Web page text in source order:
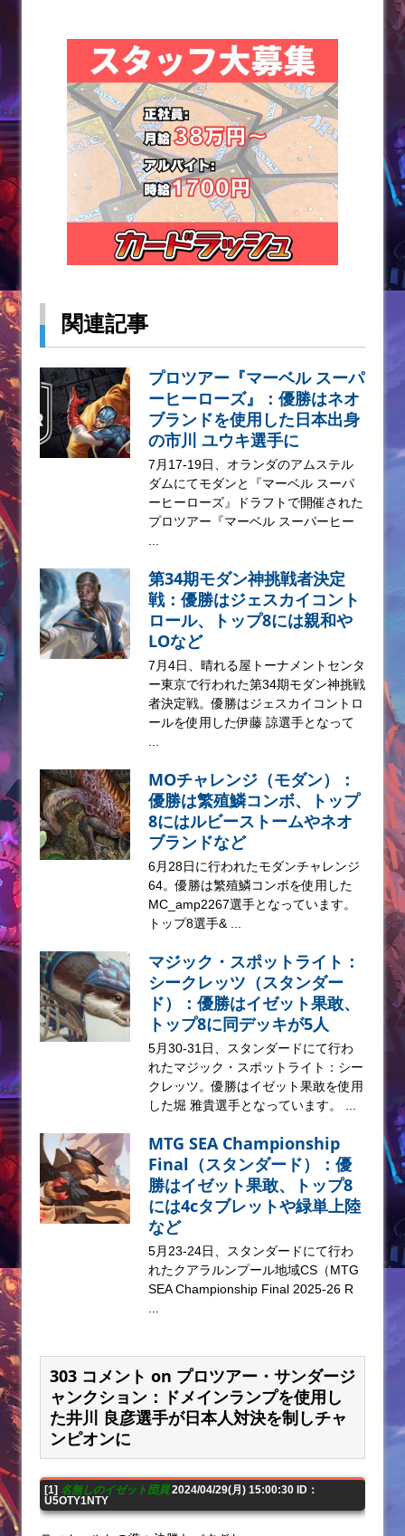
関連記事
プロツアー『マーベル スーパ
ーヒーローズ』：優勝はネオ
ブランドを使用した日本出身
の市川 ユウキ選手に
7月17-19日、オランダのアムステル
ダムにてモダンと『マーベル スーパ
ーヒーローズ』ドラフトで開催された
プロツアー『マーベル スーパーヒー
第34期モダン神挑戦者決定
戦：優勝はジェスカイコント
ロール、トップ8には親和や
LOなど
7月4日、晴れる屋トーナメントセンタ
ー東京で行われた第34期モダン神挑戦
者決定戦。優勝はジェスカイコントロ
ールを使用した伊藤 諒選手となって
MOチャレンジ（モダン）：
優勝は繁殖鱗コンボ、トップ
8にはルビーストームやネオ
ブランドなど
6月28日に行われたモダンチャレンジ
64。優勝は繁殖鱗コンボを使用した
MC_amp2267選手となっています。
トップ8選手& ...
マジック・スポットライト：
シークレッツ（スタンダー
ド）：優勝はイゼット果敢、
トップ8に同デッキが5人
5月30-31日、スタンダードにて行わ
れたマジック・スポットライト：シー
クレッツ。優勝はイゼット果敢を使用
した堀 雅貴選手となっています。 ...
MTG SEA Championship
Final（スタンダード）：優
勝はイゼット果敢、トップ8
には4cタブレットや緑単上陸
など
5月23-24日、スタンダードにて行わ
れたクアラルンプール地域CS（MTG
SEA Championship Final 2025-26 R
303 コメント on プロツアー・サンダージ
ャンクション：ドメインランプを使用し
た井川 良彦選手が日本人対決を制しチャ
ンピオンに
[1] 名無しのイゼット団員2024/04/29(月) 15:00:30 ID：
U5OTY1NTY